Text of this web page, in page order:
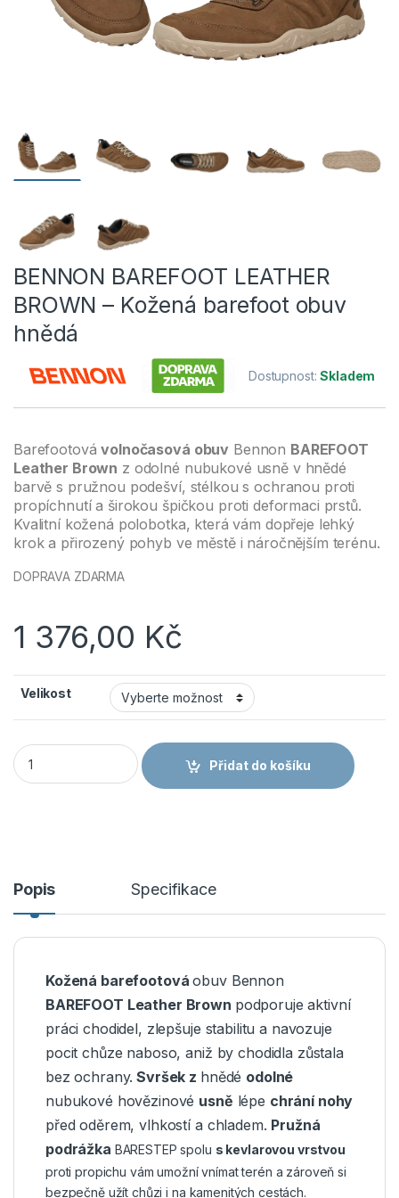
BENNON BAREFOOT LEATHER
BROWN – Kožená barefoot obuv
hnědá
Dostupnost:Skladem
Barefootovávolnočasová obuv Bennon BAREFOOT
Leather Brown z odolné nubukové usně v hnědé
barvě s pružnou podešví, stélkou s ochranou proti
propíchnutí a širokou špičkou proti deformaci prstů.
Kvalitní kožená polobotka, která vám dopřeje lehký
krok a přirozený pohyb ve městě i náročnějším terénu.
DOPRAVA ZDARMA
1 376,00 Kč
Velikost
BENNON BAREFOOT LEATHER BROWN - Kožená barefoot
Přidat do košíku
Popis Specifikace
Kožená barefootováobuv Bennon
BAREFOOT Leather Brown podporuje aktivní
práci chodidel, zlepšuje stabilitu a navozuje
pocit chůze naboso, aniž by chodidla zůstala
bez ochrany. Svršek z hnědé odolné
nubukové hovězinové usně lépe chrání nohy
před oděrem, vlhkostí a chladem. Pružná
podrážka BARESTEP spolu s kevlarovou vrstvou
proti propichu vám umožní vnímat terén a zároveň si
bezpečně užít chůzi i na kamenitých cestách.